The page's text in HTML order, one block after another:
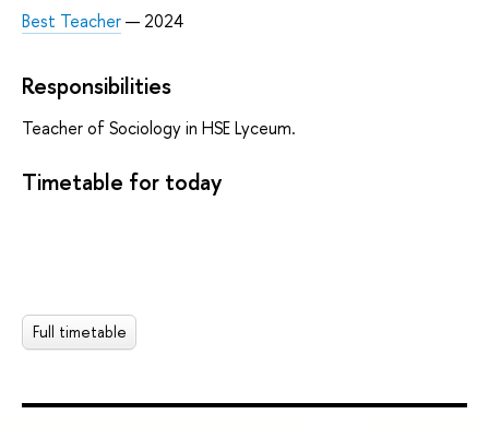
Best Teacher— 2024
Responsibilities
Teacher of Sociology in HSE Lyceum.
Timetable for today
Full timetable